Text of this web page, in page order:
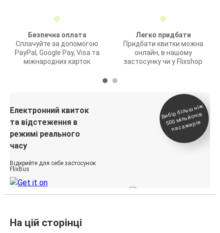
Безпечна оплата
Сплачуйте за допомогою
PayPal, Google Pay, Visa та
міжнародних карток
Легко придбати
Придбати квитки можна
онлайн, в нашому
застосунку чи у Flixshop
Електронний квиток
та відстеження в
режимі реального
часу
Відкрийте для себе застосунок
FlixBus
Вибір біль
ш ні
ж
500
мільйонів
паса
жирів
На цій сторінці